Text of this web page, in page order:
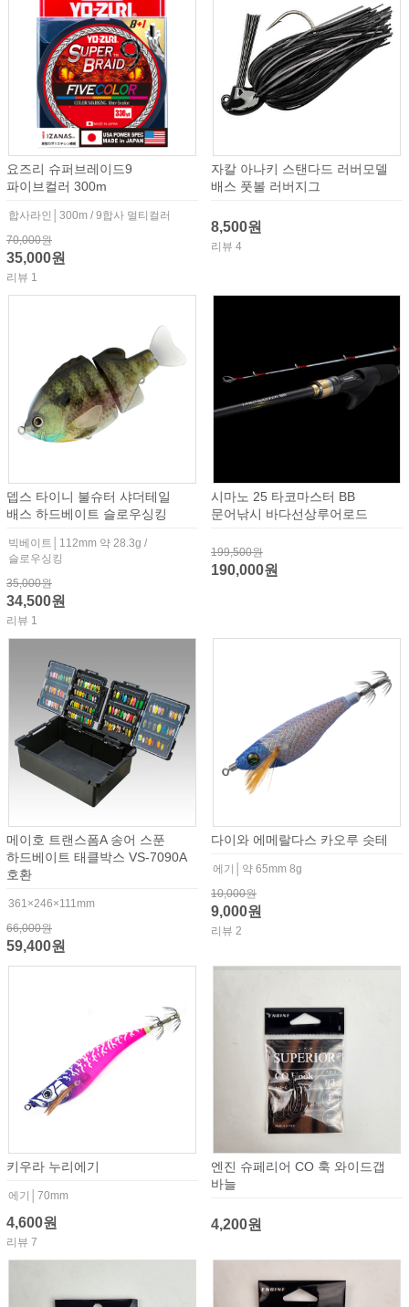
요즈리 슈퍼브레이드9
파이브컬러 300m
합사라인│300m / 9합사 멀티컬러
70,000원
35,000원
리뷰 1
자칼 아나키 스탠다드 러버모델
배스 풋볼 러버지그
8,500원
리뷰 4
뎁스 타이니 불슈터 샤더테일
배스 하드베이트 슬로우싱킹
빅베이트│112mm 약 28.3g /
슬로우싱킹
35,000원
34,500원
리뷰 1
시마노 25 타코마스터 BB
문어낚시 바다선상루어로드
199,500원
190,000원
메이호 트랜스폼A 송어 스푼
하드베이트 태클박스 VS-7090A
호환
361×246×111mm
66,000원
59,400원
다이와 에메랄다스 카오루 슷테
에기│약 65mm 8g
10,000원
9,000원
리뷰 2
키우라 누리에기
에기│70mm
4,600원
리뷰 7
엔진 슈페리어 CO 훅 와이드갭
바늘
4,200원